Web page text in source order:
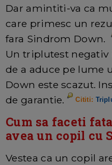
Dar amintiti-va ca
care primesc un
fara Sindrom Down.
Un triplutest negativ
de a aduce pe lume
Down este scazut.
de garantie.
Cititi:
Cum sa faceti
avea un copil cu
Vestea ca un copil